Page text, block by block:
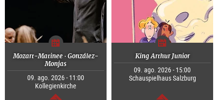
Mozart-Matinee · González-
Monjas
09. ago. 2026 - 11:00
Kollegienkirche
King Arthur Junior
09. ago. 2026 - 15:00
Schauspielhaus Salzburg